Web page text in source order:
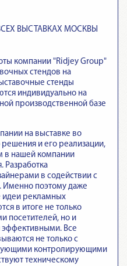
ВЫСТАВКАХ МОСКВЫ
компании "Ridjey Group"
стендов на
стенды
индивидуально на
производственной базе
на выставке во
и его реализации,
в нашей компании
Разработка
в содействии с
Именно поэтому даже
идеи рекламных
в итоге не только
посетителей, но и
Все
не только с
контролирующими
техническому